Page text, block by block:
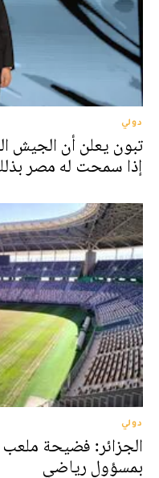
دولي
تبون يعلن أن الجيش
إذا سمحت له مصر
دولي
الجزائر: فضيحة
بمسؤول رياضي